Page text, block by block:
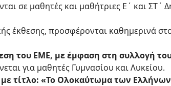
σε μαθητές και μαθήτριες Ε΄ και ΣΤ΄
έκθεσης, προσφέρονται καθημερινά
του ΕΜΕ, με έμφαση στη συλλογή
για μαθητές Γυμνασίου και Λυκείου.
τίτλο: «Το Ολοκαύτωμα των Ελλήνων